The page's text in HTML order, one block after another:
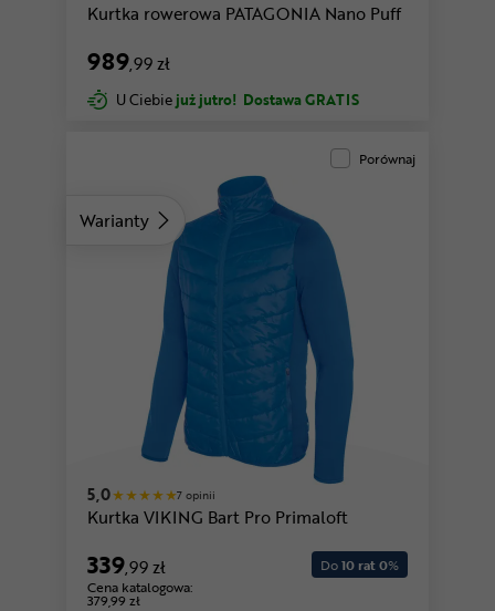
Kurtka rowerowa PATAGONIA Nano Puff
989,99 zł
U Ciebie już jutro! Dostawa GRATIS
Warianty
Porównaj
5,0 7 opinii
Kurtka VIKING Bart Pro Primaloft
339,99 zł
Cena katalogowa:
379,99 zł
Do10 rat 0%